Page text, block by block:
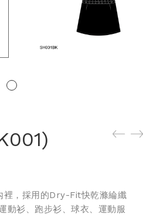
裡，採用的Dry-Fit快乾滌綸纖
動衫、跑步衫、球衣、運動服